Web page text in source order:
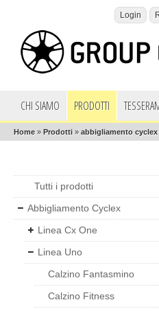
Login
CHI SIAMO PRODOTTI
Home » Prodotti » abbigliamento cyclex
Tutti i prodotti
Abbigliamento Cyclex
Linea Cx One
Linea Uno
Calzino Fantasmino
Calzino Fitness